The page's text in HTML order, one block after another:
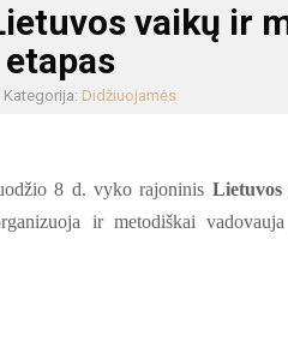
vaikų ir
Kategorija: Didžiuojamės
8 d. vyko rajoninis
ir metodiškai